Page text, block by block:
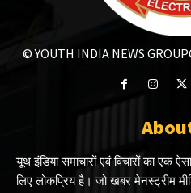
© YOUTH INDIA NEWS GROUP
यूथ इंडिया समाचारों एवं विचारों का
लिए लोकप्रिय है। जो खबर मेनस्ट्रीम